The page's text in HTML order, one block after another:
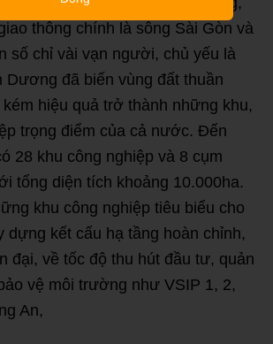
thông chính là sông Sài Gòn và
số chỉ vài vạn người, chủ yếu là
Dương đã biến vùng đất thuần
hiệu quả trở thành những khu,
trọng điểm của cả nước. Đến
28 khu công nghiệp và 8 cụm
tổng diện tích khoảng 10.000ha.
khu công nghiệp tiêu biểu cho
dựng kết cấu hạ tầng hoàn chỉnh,
đại, về tốc độ thu hút đầu tư, quản
vệ môi trường như VSIP 1, 2,
An,